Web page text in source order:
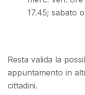
17.45; sabato
Resta valida la
appuntamento in
cittadini.